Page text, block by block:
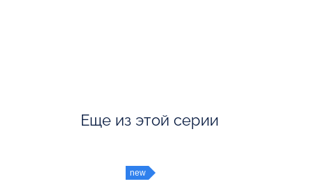
Еще из этой серии
new